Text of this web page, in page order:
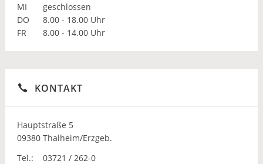
MI
geschlossen
DO
8.00 - 18.00 Uhr
FR
8.00 - 14.00 Uhr
KONTAKT
Hauptstraße 5
09380 Thalheim/Erzgeb.
Tel.:
03721 / 262-0